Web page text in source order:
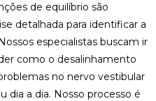
de equilíbrio são
detalhada para identificar a
especialistas buscam ir
como o desalinhamento
no nervo vestibular
dia a dia. Nosso processo é